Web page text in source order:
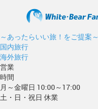
～あったらいい旅！をご提案～
国内旅行
海外旅行
営業
時間
月～金曜日 10:00～17:00
土・日・祝日 休業